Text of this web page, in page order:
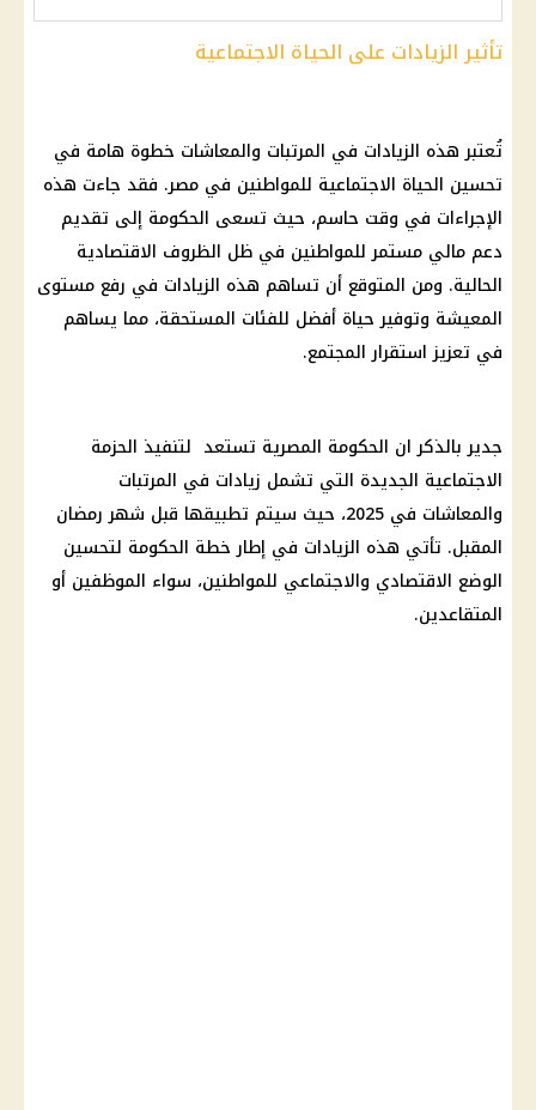
تأثير الزيادات على الحياة الاجتماعية
تُعتبر هذه الزيادات في المرتبات والمعاشات خطوة هامة في
تحسين الحياة الاجتماعية للمواطنين في مصر. فقد جاءت هذه
الإجراءات في وقت حاسم، حيث تسعى الحكومة إلى تقديم
دعم مالي مستمر للمواطنين في ظل الظروف الاقتصادية
الحالية. ومن المتوقع أن تساهم هذه الزيادات في رفع مستوى
المعيشة وتوفير حياة أفضل للفئات المستحقة، مما يساهم
في تعزيز استقرار المجتمع.
جدير بالذكر ان الحكومة المصرية تستعد لتنفيذ الحزمة
الاجتماعية الجديدة التي تشمل زيادات في المرتبات
والمعاشات في 2025، حيث سيتم تطبيقها قبل
شهر رمضان
المقبل. تأتي هذه الزيادات في إطار خطة الحكومة لتحسين
الوضع الاقتصادي والاجتماعي للمواطنين، سواء الموظفين أو
المتقاعدين.